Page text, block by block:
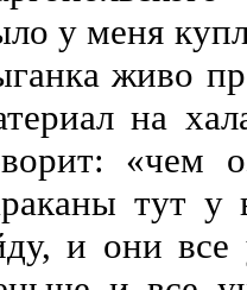
у меня
живо
на
«чем
тут у
и они все